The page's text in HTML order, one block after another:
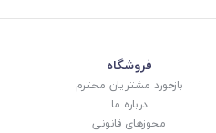
فروشگاه
بازخورد مشتریان محترم
درباره ما
مجوزهای قانونی